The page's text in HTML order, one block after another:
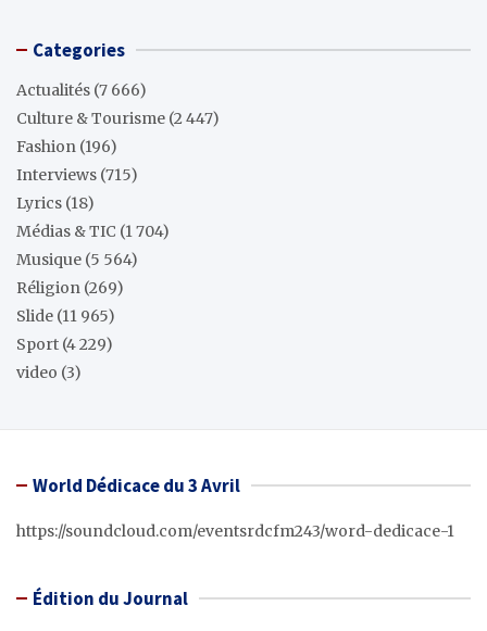
Categories
Actualités (7 666)
Culture & Tourisme (2 447)
Fashion (196)
Interviews (715)
Lyrics (18)
Médias & TIC (1 704)
Musique (5 564)
Réligion (269)
Slide (11 965)
Sport (4 229)
video (3)
World Dédicace du 3 Avril
https://soundcloud.com/eventsrdcfm243/word-dedicace-1
Édition du Journal